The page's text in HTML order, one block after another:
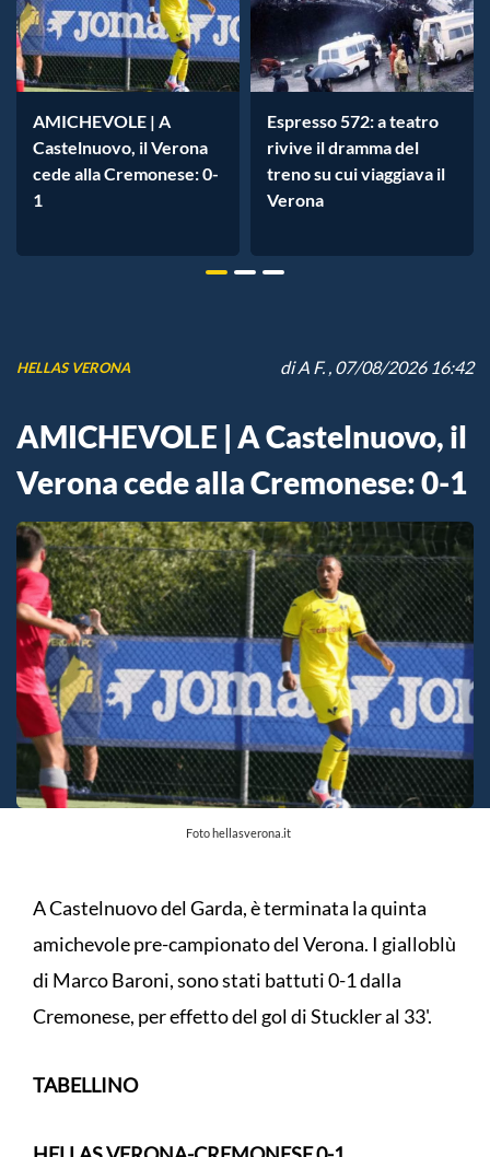
AMICHEVOLE | A
Castelnuovo, il Verona
cede alla Cremonese: 0-
1
Espresso 572: a teatro
rivive il dramma del
treno su cui viaggiava il
Verona
HELLAS VERONA diA F., 07/08/2026 16:42
AMICHEVOLE | A Castelnuovo, il
Verona cede alla Cremonese: 0-1
Foto hellasverona.it
A Castelnuovo del Garda, è terminata la quinta
amichevole pre-campionato del Verona. I gialloblù
di Marco Baroni, sono stati battuti 0-1 dalla
Cremonese, per effetto del gol di Stuckler al 33'.
TABELLINO